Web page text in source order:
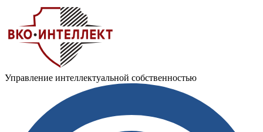
Управление интеллектуальной собственностью